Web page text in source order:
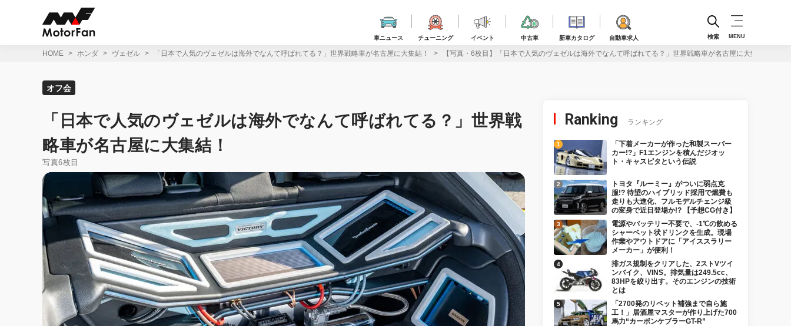
車ニュース チューニング イベント 中古車 新車カタログ 自動車求人 検索 MENU
HOME ホンダ ヴェゼル 「日本で人気のヴェゼルは海外でなんて呼ばれてる？」世界戦略車が名古屋に大集結！ 【写真・6枚目】「日本で人気のヴェゼルは海外でなんて呼ばれてる？」世界戦略車が名古屋に大集結！
オフ会
「日本で人気のヴェゼルは海外でなんて呼ばれてる？」世界戦
略車が名古屋に大集結！
写真6枚目
Ranking ランキング
「下着メーカーが作った和製スーパー
カー!?」F1エンジンを積んだジオッ
ト・キャスピタという伝説
トヨタ『ルーミー』がついに弱点克
服!? 待望のハイブリッド採用で燃費も
走りも大進化、フルモデルチェンジ級
の変身で近日登場か!? 【予想CG付き】
電源やバッテリー不要で、-1℃の飲める
シャーベット状ドリンクを生成。現場
作業やアウトドアに「アイススラリー
メーカー」が便利！
排ガス規制をクリアした、2ストVツイ
ンバイク、VINS。排気量は249.5cc、
83HPを絞り出す。そのエンジンの技術
とは
「2700発のリベット補強まで自ら施
工！」居酒屋マスターが作り上げた700
馬力“カーボンケブラーGT-R”